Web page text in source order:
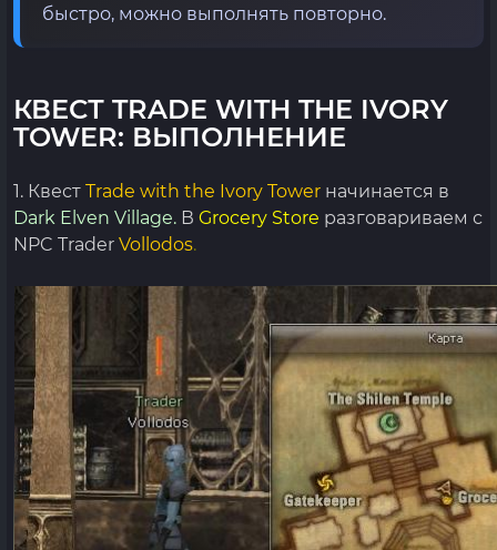
быстро, можно выполнять повторно.
КВЕСТ TRADE WITH THE IVORY
TOWER: ВЫПОЛНЕНИЕ
1. Квест Trade with the Ivory Tower начинается в
Dark Elven Village. В Grocery Store разговариваем с
NPC Trader Vollodos.